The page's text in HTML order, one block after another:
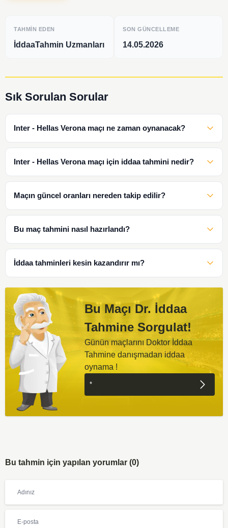
TAHMIN EDEN
İddaaTahmin Uzmanları
SON GÜNCELLEME
14.05.2026
Sık Sorulan Sorular
Inter - Hellas Verona maçı ne zaman oynanacak?
Inter - Hellas Verona maçı için iddaa tahmini nedir?
Maçın güncel oranları nereden takip edilir?
Bu maç tahmini nasıl hazırlandı?
İddaa tahminleri kesin kazandırır mı?
Bu Maçı Dr. İddaa
Tahmine Sorgulat!
Günün maçlarını Doktor İddaa
Tahmine danışmadan iddaa
oynama !
Bu tahmin için yapılan yorumlar (0)